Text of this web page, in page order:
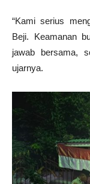
“Kami serius
Beji. Keamanan
jawab bersama,
ujarnya.